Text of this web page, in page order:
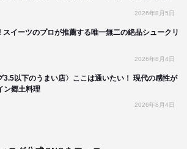
2026年8月5日
スイーツのプロが推薦する唯一無二の絶品シュークリ
2026年8月4日
3.5以下のうまい店〉ここは通いたい！ 現代の感性が
ン郷土料理
2026年8月4日